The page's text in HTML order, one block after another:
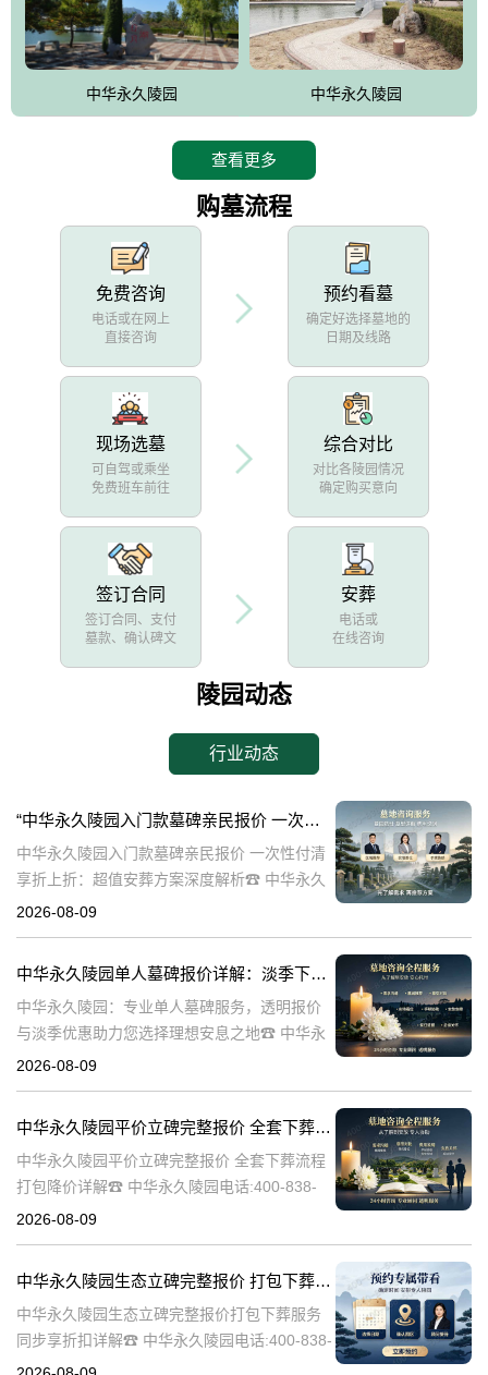
中华永久陵园 中华永久陵园
查看更多
购墓流程
免费咨询
电话或在网上
直接咨询
预约看墓
确定好选择墓地的
日期及线路
现场选墓
可自驾或乘坐
免费班车前往
综合对比
对比各陵园情况
确定购买意向
签订合同
签订合同、支付
墓款、确认碑文
安葬
电话或
在线咨询
陵园动态
行业动态
“中华永久陵园入门款墓碑亲民报价 一次性付清享折上折：超值安葬方案深度解析”
中华永久陵园入门款墓碑亲民报价 一次性付清
享折上折：超值安葬方案深度解析☎ 中华永久
陵园电话:400-838-5063在人生的旅程中，我们
2026-08-09
中华永久陵园单人墓碑报价详解：淡季下单享数千元优惠
中华永久陵园：专业单人墓碑服务，透明报价
与淡季优惠助力您选择理想安息之地☎ 中华永
久陵园电话:400-838-5063中华永久陵园，作为
2026-08-09
中华永久陵园平价立碑完整报价 全套下葬流程打包降价详解
中华永久陵园平价立碑完整报价 全套下葬流程
打包降价详解☎ 中华永久陵园电话:400-838-
5063在人生的旅途中，每个人都会经历生老病
2026-08-09
中华永久陵园生态立碑完整报价 打包下葬服务同步享折扣详解
中华永久陵园生态立碑完整报价打包下葬服务
同步享折扣详解☎ 中华永久陵园电话:400-838-
5063中华永久陵园作为国内知名的陵园之一，